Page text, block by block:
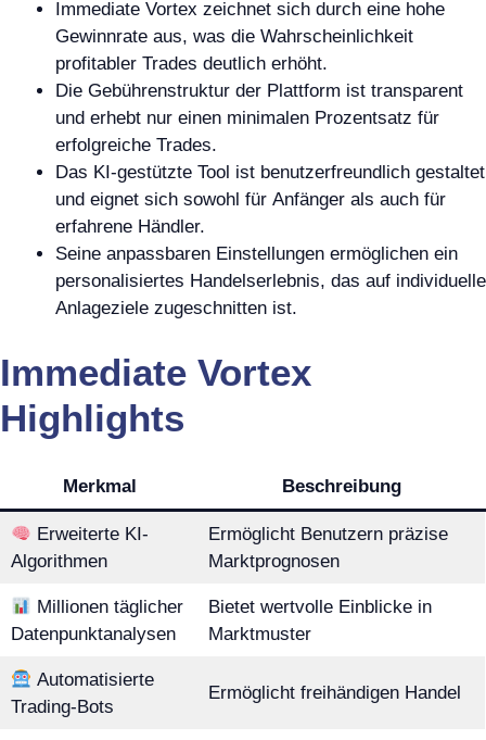
Immediate Vortex zeichnet sich durch eine hohe
Gewinnrate aus, was die Wahrscheinlichkeit
profitabler Trades deutlich erhöht.
Die Gebührenstruktur der Plattform ist transparent
und erhebt nur einen minimalen Prozentsatz für
erfolgreiche Trades.
Das KI-gestützte Tool ist benutzerfreundlich gestaltet
und eignet sich sowohl für Anfänger als auch für
erfahrene Händler.
Seine anpassbaren Einstellungen ermöglichen ein
personalisiertes Handelserlebnis, das auf individuelle
Anlageziele zugeschnitten ist.
Immediate Vortex
Highlights
Merkmal Beschreibung
Erweiterte KI-
Algorithmen
Ermöglicht Benutzern präzise
Marktprognosen
Millionen täglicher
Datenpunktanalysen
Bietet wertvolle Einblicke in
Marktmuster
Automatisierte
Trading-Bots
Ermöglicht freihändigen Handel